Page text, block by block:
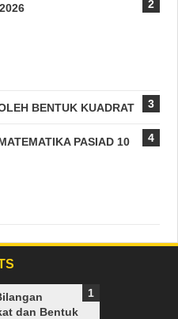
BENTUK KUADRAT
PASIAD 10
dan Bentuk